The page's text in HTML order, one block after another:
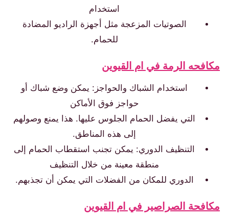
استخدام
الصوتيات المزعجة مثل أجهزة الراديو المضادة
للحمام.
الرمة في ام القيوين
استخدام الشباك والحواجز: يمكن وضع شباك أو
حواجز فوق الأماكن
التي يفضل الحمام الجلوس عليها. هذا يمنع وصولهم
إلى هذه المناطق.
التنظيف الدوري: يمكن تجنب استقطاب الحمام إلى
منطقة معينة من خلال التنظيف
الدوري للمكان من الفضلات التي يمكن أن تجذبهم.
الصراصير في ام القيوين